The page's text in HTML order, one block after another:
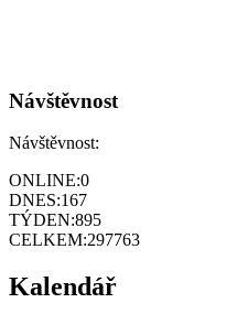
Návštěvnost
Návštěvnost:
ONLINE:0
DNES:167
TÝDEN:895
CELKEM:297763
Kalendář